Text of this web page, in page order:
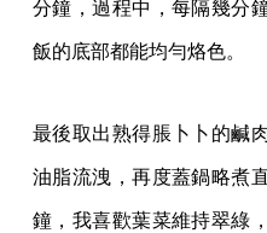
分鐘，過程中，每隔幾分
飯的底部都能均勻烙色。
最後取出熟得脹卜卜的鹹
油脂流洩，再度蓋鍋略煮
鐘，我喜歡葉菜維持翠綠